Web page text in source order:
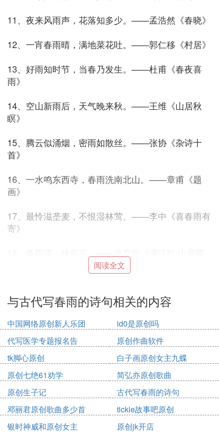
11、夜来风雨声，花落知多少。——孟浩然《春晓》
12、一宵春雨晴，满地菜花吐。——郭仁移《村居》
13、好雨知时节，当春乃发生。——杜甫《春夜喜
雨》
14、空山新雨后，天气晚来秋。——王维《山居秋
瞑》
15、腾云似涌烟，密雨如散丝。——张协《杂诗十
首》
16、一水鸣东西寺，春雨洗南北山。——章甫《题
画》
17、最怜滋垄麦，不恨湿林莺。——李中《喜春雨有
寄》
雨》
20、雨恨云愁，江南依旧称佳丽。——王禹偁《点绛
唇》
21、残虹收度雨，缺岸上新流。——张正见《后湖泛
舟》
22、花时闷见联绵雨，云入人家水毁堤。——徐凝
《春雨》
阅读全文
与古代写春雨的诗句相关的内容
中国网络原创新人乐团
id0是原创吗
代写医学专题报名告
原创作曲软件
tk脚心原创
白子画原创女主九蝶
原创七绝61劝学
简弘亦原创歌曲
原创生子记
古代写春雨的诗句
邓丽君原创歌曲多少首
tickle故事吧原创
银时神威和原创女主
原创jk开店